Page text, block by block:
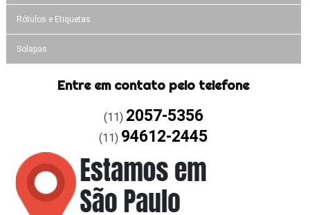
Rótulos e Etiquetas
Solapas
Entre em contato pelo telefone
(11) 2057-5356
(11) 94612-2445